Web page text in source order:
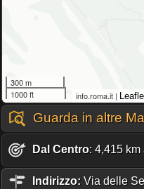
300 m
1000 ft
info.roma.it |
Guarda in altre
Dal Centro: 4,415
Indirizzo: Via delle